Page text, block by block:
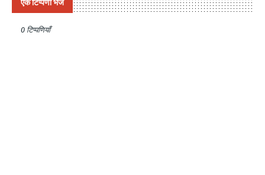
एक टिप्पणी भेजें
0 टिप्पणियाँ